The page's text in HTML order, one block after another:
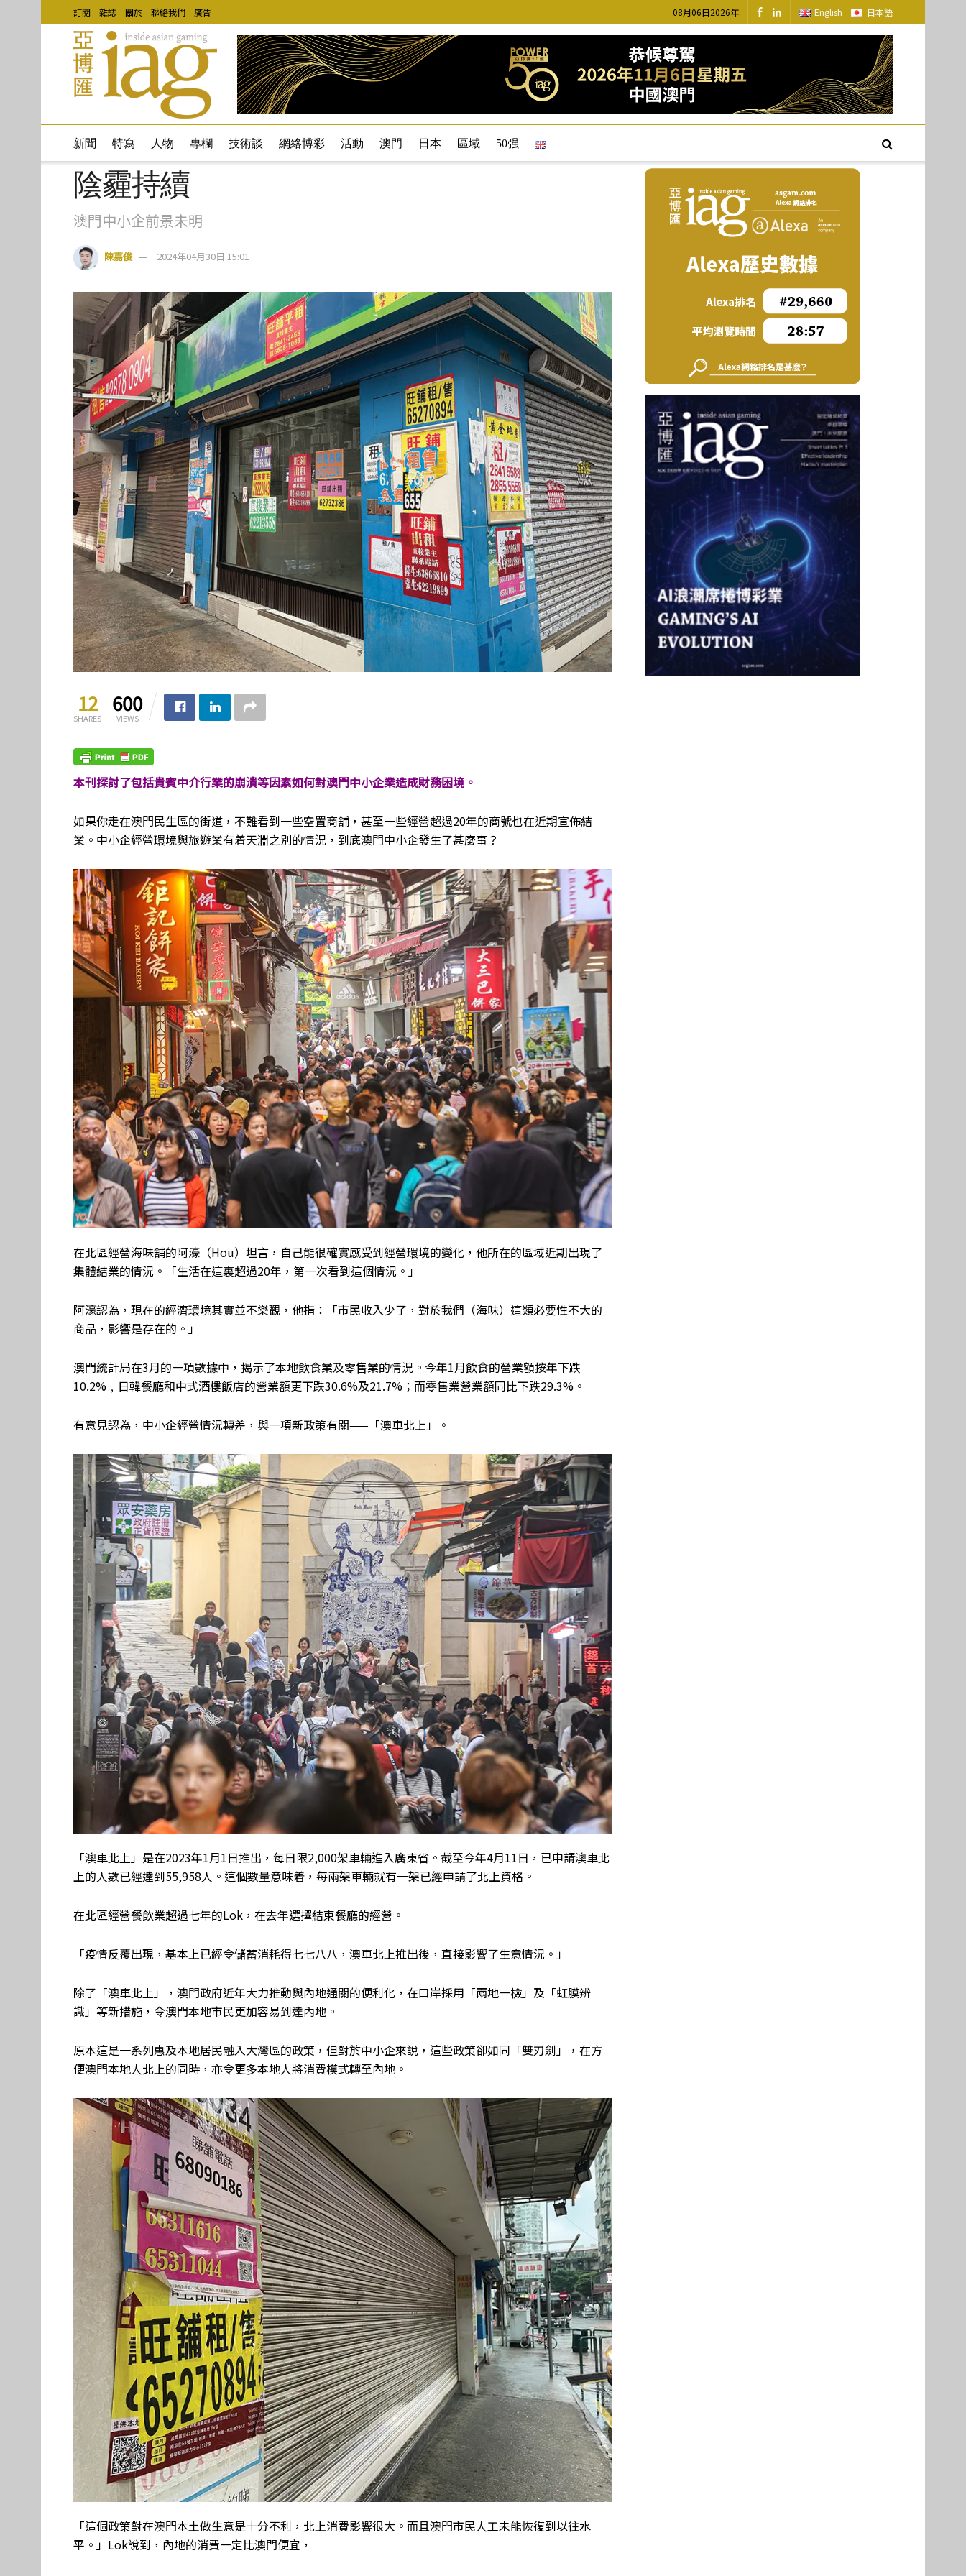
訂閱 雜誌 關於 聯絡我們 廣告 08月06日2026年 English 日本語
新聞 特寫 人物 專欄 技術談 網絡博彩 活動 澳門 日本 區域 50强
陰霾持續
澳門中小企前景未明
陳嘉俊 2024年04月30日 15:01
12
SHARES
600
VIEWS
本刊探討了包括貴賓中介行業的崩潰等因素如何對澳門中小企業造成財務困境。
如果你走在澳門民生區的街道，不難看到一些空置商舖，甚至一些經營超過20年的商號也在近期宣佈結
業。中小企經營環境與旅遊業有着天淵之別的情況，到底澳門中小企發生了甚麼事？
在北區經營海味舖的阿濠（Hou）坦言，自己能很確實感受到經營環境的變化，他所在的區域近期出現了
集體結業的情況。「生活在這裏超過20年，第一次看到這個情況。」
阿濠認為，現在的經濟環境其實並不樂觀，他指：「市民收入少了，對於我們（海味）這類必要性不大的
商品，影響是存在的。」
澳門統計局在3月的一項數據中，揭示了本地飲食業及零售業的情況。今年1月飲食的營業額按年下跌
10.2%﹐日韓餐廳和中式酒樓飯店的營業額更下跌30.6%及21.7%；而零售業營業額同比下跌29.3%。
有意見認為，中小企經營情況轉差，與一項新政策有關——「澳車北上」。
「澳車北上」是在2023年1月1日推出，每日限2,000架車輛進入廣東省。截至今年4月11日，已申請澳車北
上的人數已經達到55,958人。這個數量意味着，每兩架車輛就有一架已經申請了北上資格。
在北區經營餐飲業超過七年的Lok，在去年選擇結束餐廳的經營。
「疫情反覆出現，基本上已經令儲蓄消耗得七七八八，澳車北上推出後，直接影響了生意情況。」
除了「澳車北上」，澳門政府近年大力推動與內地通關的便利化，在口岸採用「兩地一檢」及「虹膜辨
識」等新措施，令澳門本地市民更加容易到達內地。
原本這是一系列惠及本地居民融入大灣區的政策，但對於中小企來說，這些政策卻如同「雙刃劍」，在方
便澳門本地人北上的同時，亦令更多本地人將消費模式轉至內地。
「這個政策對在澳門本土做生意是十分不利，北上消費影響很大。而且澳門市民人工未能恢復到以往水
平。」Lok說到，內地的消費一定比澳門便宜，